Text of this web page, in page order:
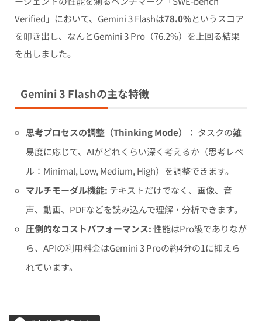
Verified」において、Gemini 3 Flashは78.0%というスコア
を叩き出し、なんとGemini 3 Pro（76.2%）を上回る結果
を出しました。
Gemini 3 Flashの主な特徴
思考プロセスの調整（Thinking Mode）： タスクの難
易度に応じて、AIがどれくらい深く考えるか（思考レベ
ル：Minimal, Low, Medium, High）を調整できます。
マルチモーダル機能: テキストだけでなく、画像、音
声、動画、PDFなどを読み込んで理解・分析できます。
圧倒的なコストパフォーマンス:性能はPro級でありなが
ら、APIの利用料金はGemini 3 Proの約4分の1に抑えら
れています。